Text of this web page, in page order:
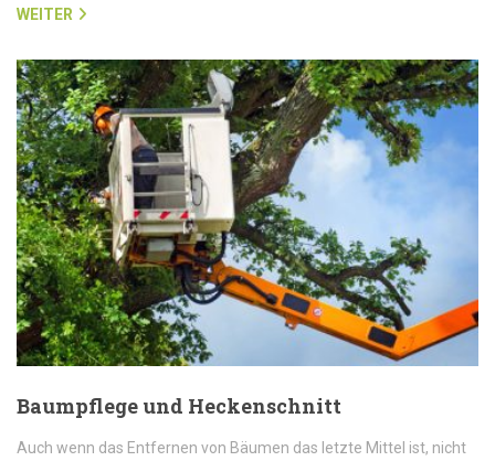
WEITER
Baumpflege und Heckenschnitt
Auch wenn das Entfernen von Bäumen das letzte Mittel ist, nicht